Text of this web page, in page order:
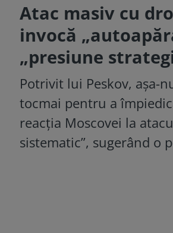
Atac masiv cu
invocă
„presiune
Potrivit lui Peskov, așa-
tocmai pentru a
reacția Moscovei la
sistematic”, sugerând o